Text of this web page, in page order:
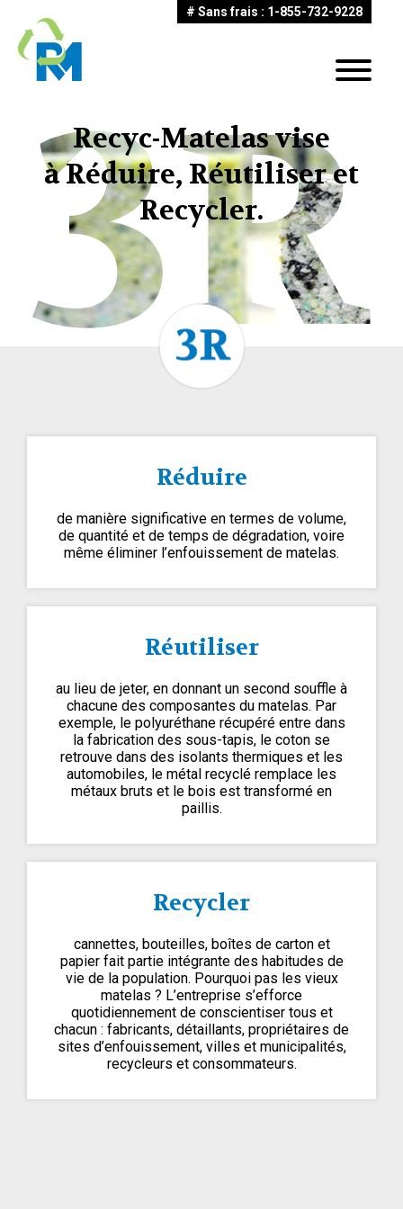
# Sans frais : 1-855-732-9228
Recyc-Matelas vise
à Réduire, Réutiliser et
Recycler.
Réduire
de manière significative en termes de volume,
de quantité et de temps de dégradation, voire
même éliminer l’enfouissement de matelas.
Réutiliser
au lieu de jeter, en donnant un second souffle à
chacune des composantes du matelas. Par
exemple, le polyuréthane récupéré entre dans
la fabrication des sous-tapis, le coton se
retrouve dans des isolants thermiques et les
automobiles, le métal recyclé remplace les
métaux bruts et le bois est transformé en
paillis.
Recycler
cannettes, bouteilles, boîtes de carton et
papier fait partie intégrante des habitudes de
vie de la population. Pourquoi pas les vieux
matelas ? L’entreprise s’efforce
quotidiennement de conscientiser tous et
chacun : fabricants, détaillants, propriétaires de
sites d’enfouissement, villes et municipalités,
recycleurs et consommateurs.